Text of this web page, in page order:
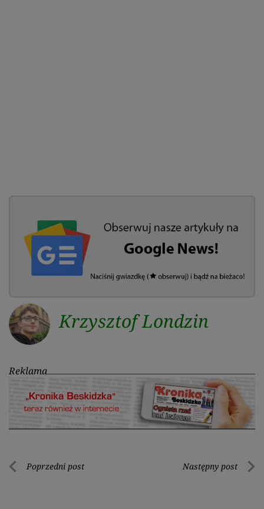
Krzysztof Londzin
Reklama
Nawigacja
Poprzedni post Następny post